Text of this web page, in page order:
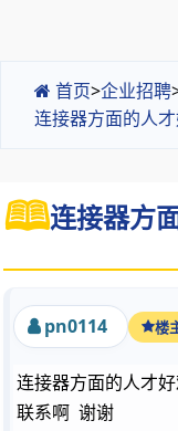
首页>企业招聘
连接器方面的人才
连接器方
pn0114 楼
连接器方面的人才
联系啊 谢谢